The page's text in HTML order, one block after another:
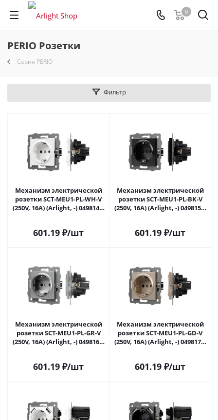
0
PERIO Розетки
Серия PERIO
Фильтр
Механизм электрической
розетки SCT-MEU1-PL-WH-V
(250V, 16A) (Arlight, -) 049814 в
601.19 ₽/шт
Механизм электрической
розетки SCT-MEU1-PL-BK-V
(250V, 16A) (Arlight, -) 049815 в
601.19 ₽/шт
Механизм электрической
розетки SCT-MEU1-PL-GR-V
(250V, 16A) (Arlight, -) 049816 в
601.19 ₽/шт
Механизм электрической
розетки SCT-MEU1-PL-GD-V
(250V, 16A) (Arlight, -) 049817 в
601.19 ₽/шт